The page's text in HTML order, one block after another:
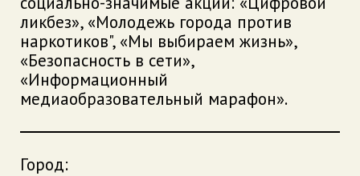
ликбез», «Молодежь города против
наркотиков", «Мы выбираем жизнь»,
«Безопасность в сети»,
«Информационный
медиаобразовательный марафон».
Город: